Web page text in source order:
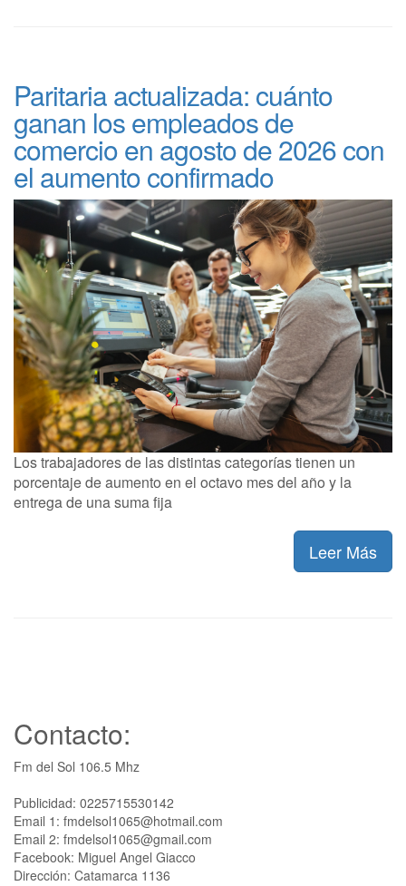
Paritaria actualizada: cuánto
ganan los empleados de
comercio en agosto de 2026 con
el aumento confirmado
Los trabajadores de las distintas categorías tienen un
porcentaje de aumento en el octavo mes del año y la
entrega de una suma fija
Leer Más
Contacto:
Fm del Sol 106.5 Mhz
Publicidad: 0225715530142
Email 1: fmdelsol1065@hotmail.com
Email 2: fmdelsol1065@gmail.com
Facebook: Miguel Angel Giacco
Dirección: Catamarca 1136